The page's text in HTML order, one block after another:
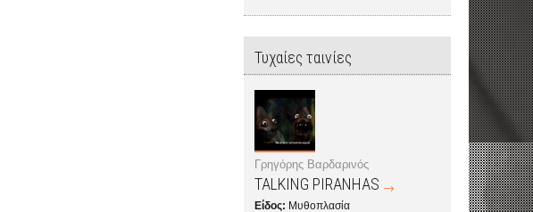
Τυχαίες ταινίες
Γρηγόρης Βαρδαρινός
TALKING PIRANHAS
Είδος: Μυθοπλασία